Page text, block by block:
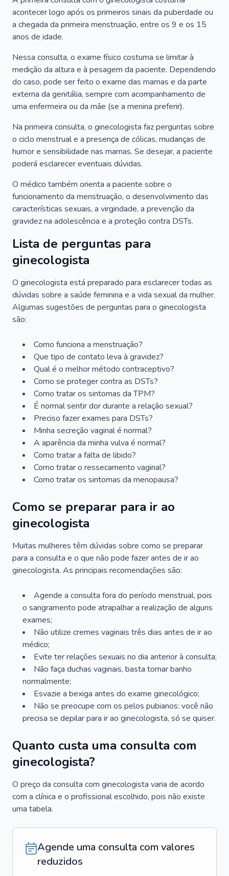
acontecer logo após os primeiros sinais da puberdade ou
a chegada da primeira menstruação, entre os 9 e os 15
anos de idade.
Nessa consulta, o exame físico costuma se limitar à
medição da altura e à pesagem da paciente. Dependendo
do caso, pode ser feito o exame das mamas e da parte
externa da genitália, sempre com acompanhamento de
uma enfermeira ou da mãe (se a menina preferir).
Na primeira consulta, o ginecologista faz perguntas sobre
o ciclo menstrual e a presença de cólicas, mudanças de
humor e sensibilidade nas mamas. Se desejar, a paciente
poderá esclarecer eventuais dúvidas.
O médico também orienta a paciente sobre o
funcionamento da menstruação, o desenvolvimento das
características sexuais, a virgindade, a prevenção da
gravidez na adolescência e a proteção contra DSTs.
Lista de perguntas para
ginecologista
O ginecologista está preparado para esclarecer todas as
dúvidas sobre a saúde feminina e a vida sexual da mulher.
Algumas sugestões de perguntas para o ginecologista
são:
Como funciona a menstruação?
Que tipo de contato leva à gravidez?
Qual é o melhor método contraceptivo?
Como se proteger contra as DSTs?
Como tratar os sintomas da TPM?
É normal sentir dor durante a relação sexual?
Preciso fazer exames para DSTs?
Minha secreção vaginal é normal?
A aparência da minha vulva é normal?
Como tratar a falta de libido?
Como tratar o ressecamento vaginal?
Como tratar os sintomas da menopausa?
Como se preparar para ir ao
ginecologista
Muitas mulheres têm dúvidas sobre como se preparar
para a consulta e o que não pode fazer antes de ir ao
ginecologista. As principais recomendações são:
Agende a consulta fora do período menstrual, pois
o sangramento pode atrapalhar a realização de alguns
exames;
Não utilize cremes vaginais três dias antes de ir ao
médico;
Evite ter relações sexuais no dia anterior à consulta;
Não faça duchas vaginais, basta tomar banho
normalmente;
Esvazie a bexiga antes do exame ginecológico;
Não se preocupe com os pelos pubianos: você não
precisa se depilar para ir ao ginecologista, só se quiser.
Quanto custa uma consulta com
ginecologista?
O preço da consulta com ginecologista varia de acordo
com a clínica e o profissional escolhido, pois não existe
uma tabela.
Agende uma consulta com valores
reduzidos